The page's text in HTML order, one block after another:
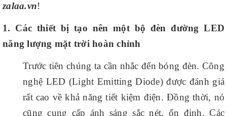
zalaa.vn!
1. Các thiết bị tạo nên một bộ đèn đường LED
năng lượng mặt trời hoàn chỉnh
Trước tiên chúng ta cần nhắc đến bóng đèn. Công
nghệ LED (Light Emitting Diode) được đánh giá
rất cao về khả năng tiết kiệm điện. Đồng thời, nó
cũng cung cấp ánh sáng sắc nét, ổn định. Các